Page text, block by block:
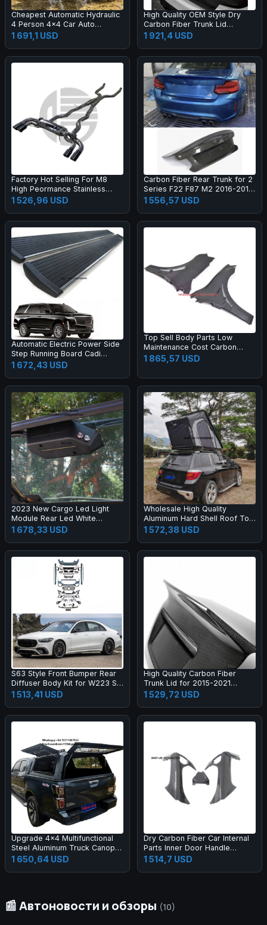
Cheapest Automatic Hydraulic
4 Person 4x4 Car Auto
Camping Aluminum Hard Shell
Roof Top Tent for 4 Person
1 691,1 USD
High Quality OEM Style Dry
Carbon Fiber Trunk Lid
Suitable for G30 F90 M5 Rear
Trunk Lid
1 921,4 USD
Factory Hot Selling For M8
High Peormance Stainless
Steel Exhaust Pipe System
with Valve Control
1 526,96 USD
Carbon Fiber Rear Trunk for 2
Series F22 F87 M2 2016-2019
CSL Style Rear Trunk Lid Boot
Duck Tail Cover Car Bodykit
1 556,57 USD
Automatic Electric Power Side
Step Running Board Cadi
Escalade 2019-2024
1 672,43 USD
Top Sell Body Parts Low
Maintenance Cost Carbon
Fibre Mud Fender for Lincoln
1 865,57 USD
2023 New Cargo Led Light
Module Rear Led White
Lighting Flashing Amber Light
for Jeep Wrangler Jl
1 678,33 USD
Wholesale High Quality
Aluminum Hard Shell Roof Top
Tent SUV 4x4 Offroad Four-
Season Camping Double
1 572,38 USD
S63 Style Front Bumper Rear
Diffuser Body Kit for W223 S-
Class Normal Upgrade S63
Body Kit
1 513,41 USD
High Quality Carbon Fiber
Trunk Lid for 2015-2021
Exclusive Modified Rear Taiate
1 529,72 USD
Upgrade 4x4 Multifunctional
Steel Aluminum Truck Canopy
Upgraded Tempered Glass
Windows DMAX Tacoma
1 650,64 USD
Dry Carbon Fiber Car Internal
Parts Inner Door Handle
(Replacement) for Lambo
Huracan LP580 LP610 2014-
1 514,7 USD
📰 Автоновости и обзоры (10)